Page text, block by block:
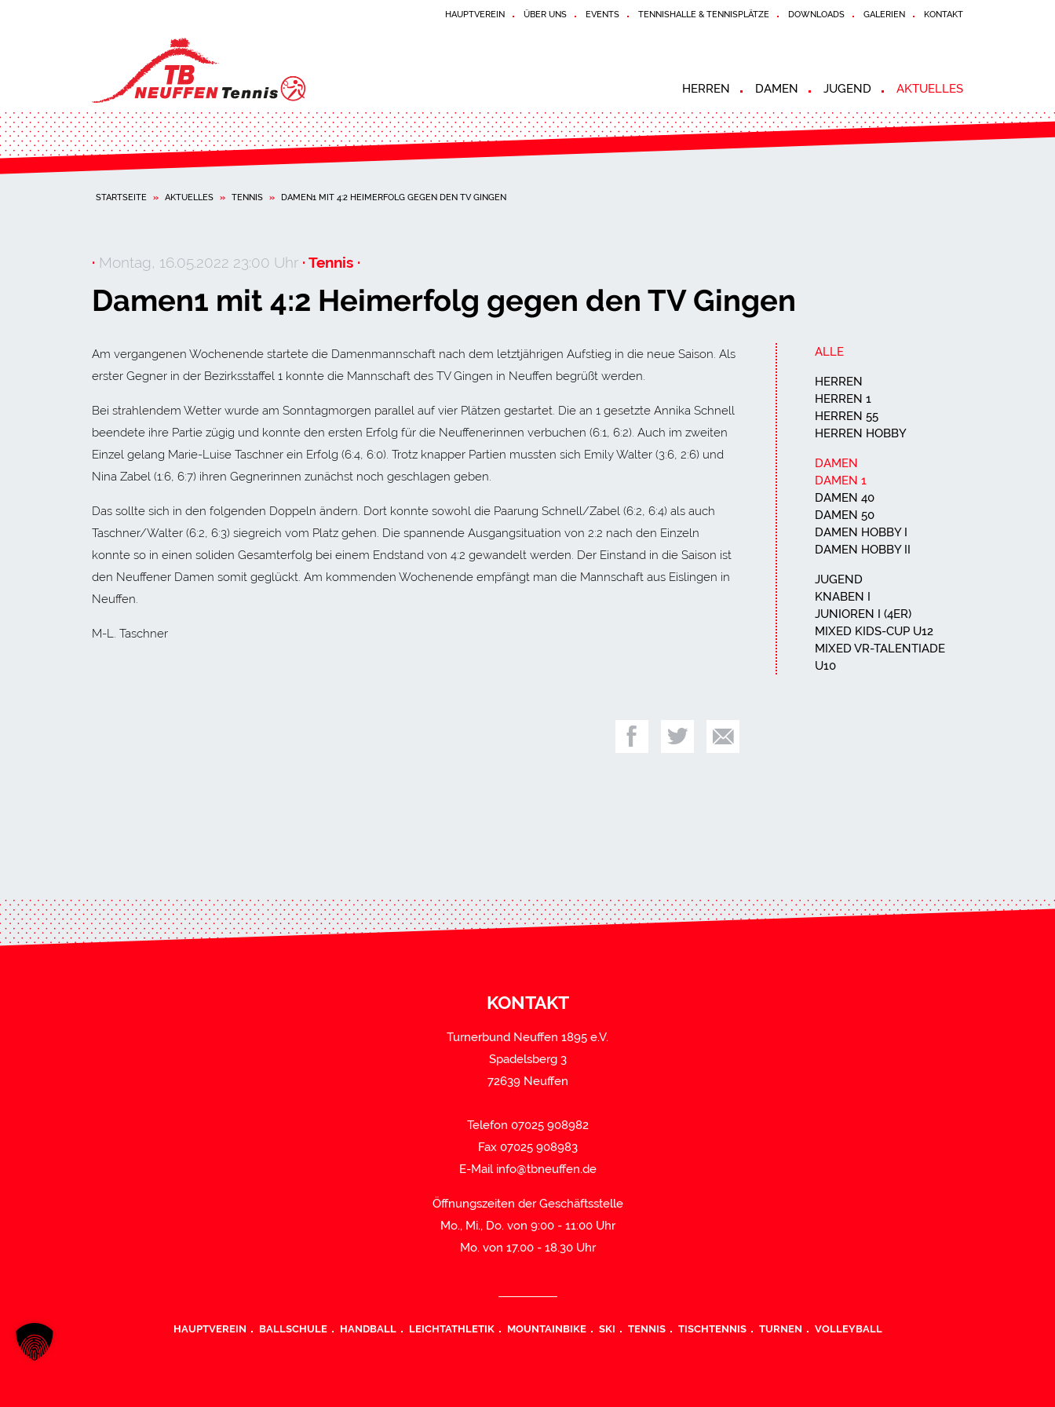
HAUPTVEREIN ÜBER UNS EVENTS TENNISHALLE & TENNISPLÄTZE DOWNLOADS GALERIEN KONTAKT
HERREN DAMEN JUGEND AKTUELLES
STARTSEITE » AKTUELLES » TENNIS » DAMEN1 MIT 4:2 HEIMERFOLG GEGEN DEN TV GINGEN
· Montag, 16.05.2022 23:00 Uhr · Tennis ·
Damen1 mit 4:2 Heimerfolg gegen den TV Gingen
Am vergangenen Wochenende startete die Damenmannschaft nach dem letztjährigen Aufstieg in die neue Saison. Als
erster Gegner in der Bezirksstaffel 1 konnte die Mannschaft des TV Gingen in Neuffen begrüßt werden.
Bei strahlendem Wetter wurde am Sonntagmorgen parallel auf vier Plätzen gestartet. Die an 1 gesetzte Annika Schnell
beendete ihre Partie zügig und konnte den ersten Erfolg für die Neuffenerinnen verbuchen (6:1, 6:2). Auch im zweiten
Einzel gelang Marie-Luise Taschner ein Erfolg (6:4, 6:0). Trotz knapper Partien mussten sich Emily Walter (3:6, 2:6) und
Nina Zabel (1:6, 6:7) ihren Gegnerinnen zunächst noch geschlagen geben.
Das sollte sich in den folgenden Doppeln ändern. Dort konnte sowohl die Paarung Schnell/Zabel (6:2, 6:4) als auch
Taschner/Walter (6:2, 6:3) siegreich vom Platz gehen. Die spannende Ausgangsituation von 2:2 nach den Einzeln
konnte so in einen soliden Gesamterfolg bei einem Endstand von 4:2 gewandelt werden. Der Einstand in die Saison ist
den Neuffener Damen somit geglückt. Am kommenden Wochenende empfängt man die Mannschaft aus Eislingen in
Neuffen.
M-L. Taschner
ALLE
HERREN
HERREN 1
HERREN 55
HERREN HOBBY
DAMEN
DAMEN 1
DAMEN 40
DAMEN 50
DAMEN HOBBY I
DAMEN HOBBY II
JUGEND
KNABEN I
JUNIOREN I (4ER)
MIXED KIDS-CUP U12
MIXED VR-TALENTIADE
U10
KONTAKT
Turnerbund Neuffen 1895 e.V.
Spadelsberg 3
72639 Neuffen
Telefon 07025 908982
Fax 07025 908983
E-Mail info@tbneuffen.de
Öffnungszeiten der Geschäftsstelle
Mo., Mi., Do. von 9:00 - 11:00 Uhr
Mo. von 17.00 - 18.30 Uhr
HAUPTVEREIN BALLSCHULE HANDBALL LEICHTATHLETIK MOUNTAINBIKE SKI TENNIS TISCHTENNIS TURNEN VOLLEYBALL